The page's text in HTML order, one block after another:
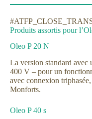
Produits assortis pour
Oleo P 20 N
La version standard avec
400 V – pour un
avec connexion
Monforts.
Oleo P 40 s